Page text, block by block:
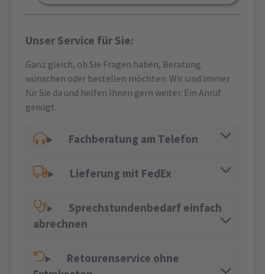
Unser Service für Sie:
Ganz gleich, ob Sie Fragen haben, Beratung
wünschen oder bestellen möchten: Wir sind immer
für Sie da und helfen Ihnen gern weiter. Ein Anruf
genügt.
Fachberatung am Telefon
Lieferung mit FedEx
Sprechstundenbedarf einfach
abrechnen
Retourenservice ohne